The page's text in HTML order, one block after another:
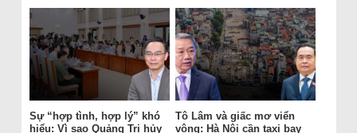
Sự “hợp tình, hợp lý” khó
hiểu: Vì sao Quảng Trị hủy
Tô Lâm và giấc mơ viển
vông: Hà Nội cần taxi bay